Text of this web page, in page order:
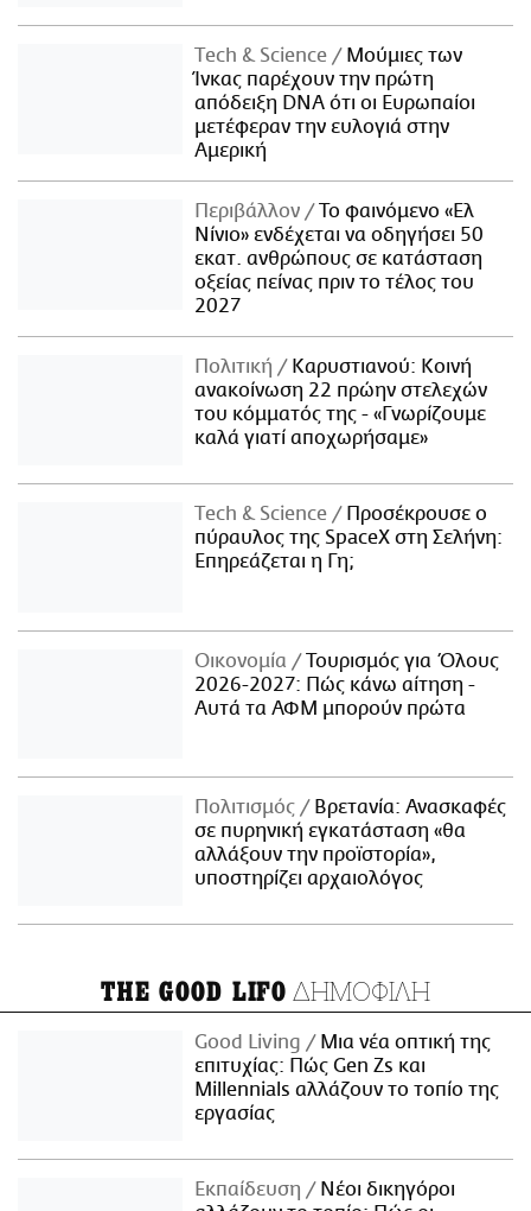
Τech & Science
Μούμιες των
Ίνκας παρέχουν την πρώτη
απόδειξη DNA ότι οι Ευρωπαίοι
μετέφεραν την ευλογιά στην
Αμερική
Περιβάλλον
Το φαινόμενο «Ελ
Νίνιο» ενδέχεται να οδηγήσει 50
εκατ. ανθρώπους σε κατάσταση
οξείας πείνας πριν το τέλος του
2027
Πολιτική
Καρυστιανού: Κοινή
ανακοίνωση 22 πρώην στελεχών
του κόμματός της - «Γνωρίζουμε
καλά γιατί αποχωρήσαμε»
Τech & Science
Προσέκρουσε ο
πύραυλος της SpaceX στη Σελήνη:
Επηρεάζεται η Γη;
Οικονομία
Τουρισμός για Όλους
2026-2027: Πώς κάνω αίτηση -
Αυτά τα ΑΦΜ μπορούν πρώτα
Πολιτισμός
Βρετανία: Ανασκαφές
σε πυρηνική εγκατάσταση «θα
αλλάξουν την προϊστορία»,
υποστηρίζει αρχαιολόγος
THE GOOD LIFO ΔΗΜΟΦΙΛΗ
Good Living
Μια νέα οπτική της
επιτυχίας: Πώς Gen Zs και
Millennials αλλάζουν το τοπίο της
εργασίας
Εκπαίδευση
Νέοι δικηγόροι